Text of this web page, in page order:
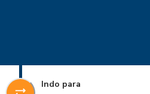
Indo para